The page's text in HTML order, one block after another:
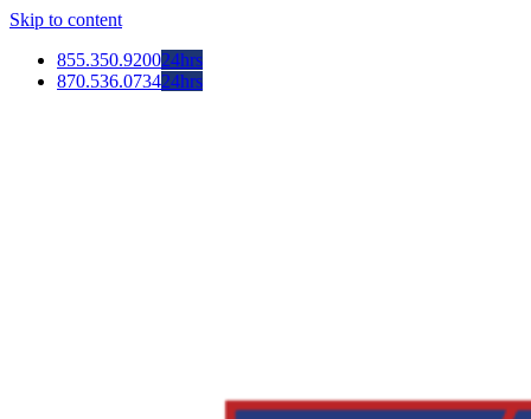
Skip to content
855.350.920024hrs
870.536.073424hrs